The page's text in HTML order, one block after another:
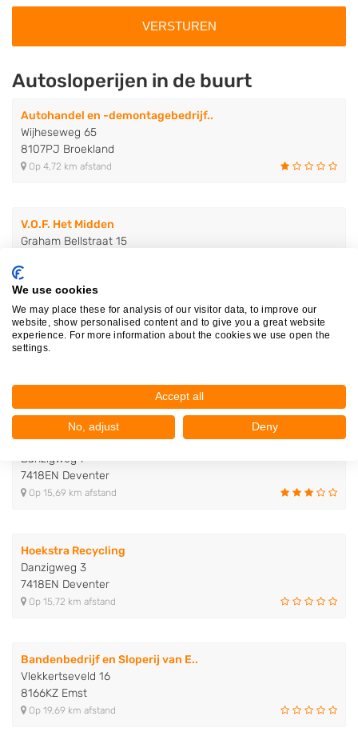
Autosloperijen in de buurt
Autohandel en -demontagebedrijf..
Wijheseweg 65
8107PJ Broekland
Op 4,72 km afstand
V.O.F. Het Midden
Graham Bellstraat 15
Autodemontagebedrijf De Mars B...
Graham Bellstraat 13
Op 15,54 km afstand
Autodemontagebedrijf v. Lies
Danzigweg 7
7418EN Deventer
Op 15,69 km afstand
Hoekstra Recycling
Danzigweg 3
7418EN Deventer
Op 15,72 km afstand
Bandenbedrijf en Sloperij van E..
Vlekkertseveld 16
8166KZ Emst
Op 19,69 km afstand
We use cookies
We may place these for analysis of our visitor data, to improve our
website, show personalised content and to give you a great website
experience. For more information about the cookies we use open the
settings.
Accept all
No, adjust Deny